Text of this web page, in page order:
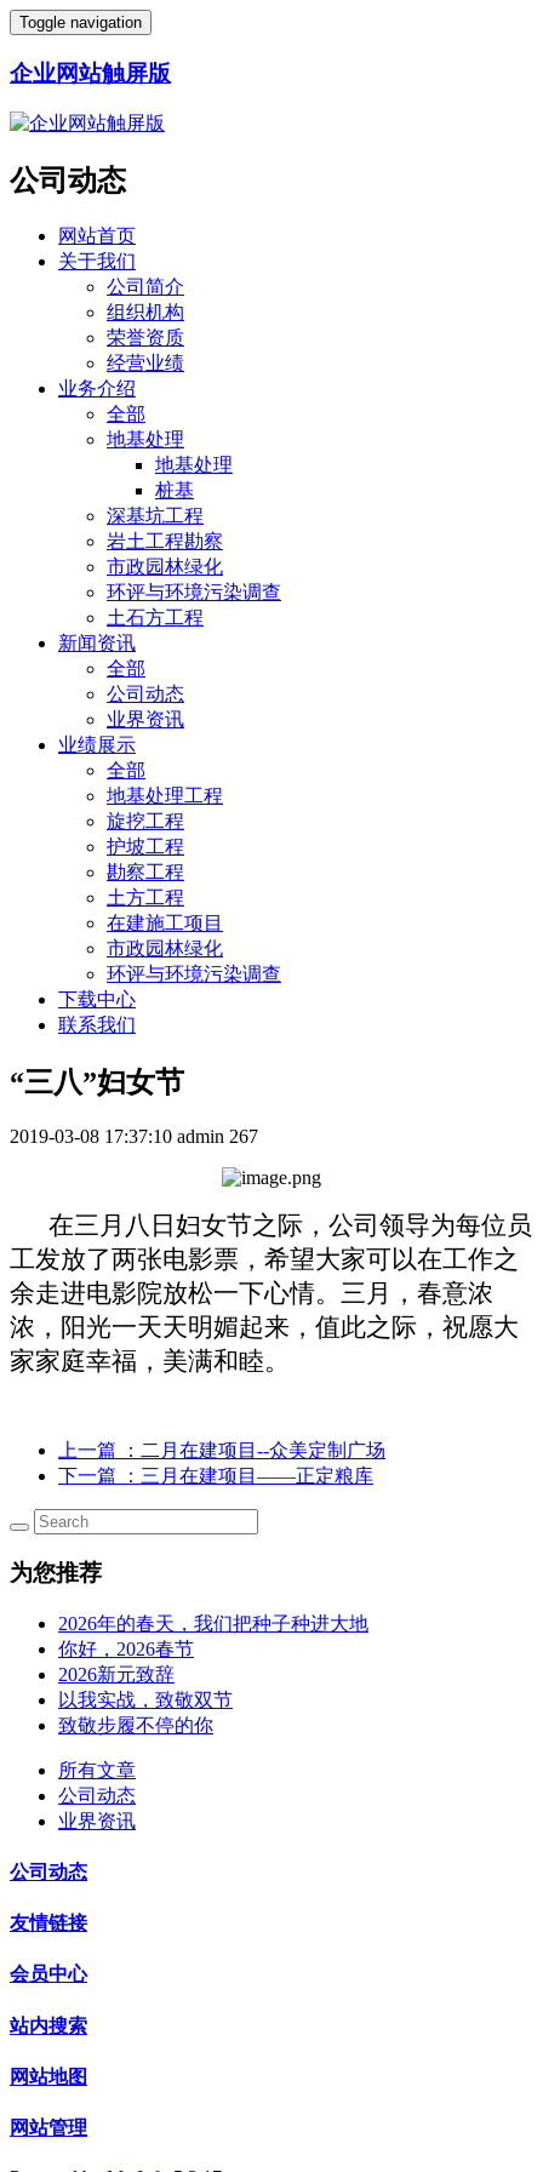
Toggle navigation
企业网站触屏版
公司动态
网站首页
关于我们
公司简介
组织机构
荣誉资质
经营业绩
业务介绍
全部
地基处理
地基处理
桩基
深基坑工程
岩土工程勘察
市政园林绿化
环评与环境污染调查
土石方工程
新闻资讯
全部
公司动态
业界资讯
业绩展示
全部
地基处理工程
旋挖工程
护坡工程
勘察工程
土方工程
在建施工项目
市政园林绿化
环评与环境污染调查
下载中心
联系我们
“三八”妇女节
2019-03-08 17:37:10 admin 267
在三月八日妇女节之际，公司领导为每位员
工发放了两张电影票，希望大家可以在工作之
余走进电影院放松一下心情。三月，春意浓
浓，阳光一天天明媚起来，值此之际，祝愿大
家家庭幸福，美满和睦。
上一篇
：二月在建项目--众美定制广场
下一篇
：三月在建项目——正定粮库
为您推荐
2026年的春天，我们把种子种进大地
你好，2026春节
2026新元致辞
以我实战，致敬双节
致敬步履不停的你
所有文章
公司动态
业界资讯
公司动态
友情链接
会员中心
站内搜索
网站地图
网站管理